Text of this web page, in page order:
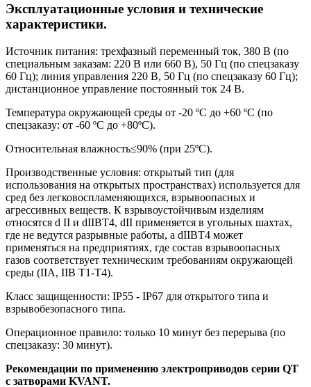
Эксплуатационные условия и технические
характеристики.
Источник питания: трехфазный переменный ток, 380 В (по
специальным заказам: 220 В или 660 В), 50 Гц (по спецзаказу
60 Гц); линия управления 220 В, 50 Гц (по спецзаказу 60 Гц);
дистанционное управление постоянный ток 24 В.
Температура окружающей среды от -20 ºС до +60 ºС (по
спецзаказу: от -60 ºС до +80ºС).
Относительная влажность≤90% (при 25ºС).
Производственные условия: открытый тип (для
использования на открытых пространствах) используется для
сред без легковоспламеняющихся, взрывоопасных и
агрессивных веществ. К взрывоустойчивым изделиям
относятся d II и dIIBT4, dII применяется в угольных шахтах,
где не ведутся разрывные работы, а dIIBT4 может
применяться на предприятиях, где состав взрывоопасных
газов соответствует техническим требованиям окружающей
среды (IIA, IIB T1-T4).
Класс защищенности: IP55 - IР67 для открытого типа и
взрывобезопасного типа.
Операционное правило: только 10 минут без перерыва (по
спецзаказу: 30 минут).
Рекомендации по применению электроприводов серии QT
с затворами KVANT.